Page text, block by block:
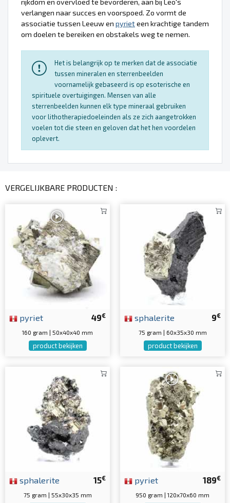
rijkdom en overvloed te bevorderen, aan bij Leo's
verlangen naar succes en voorspoed. Zo vormt de
associatie tussen Leeuw en pyrieteen krachtige tandem
om doelen te bereiken en obstakels weg te nemen.
Het is belangrijk op te merken dat de associatie
tussen mineralen en sterrenbeelden
voornamelijk gebaseerd is op esoterische en
spirituele overtuigingen. Mensen van alle
sterrenbeelden kunnen elk type mineraal gebruiken
voor lithotherapiedoeleinden als ze zich aangetrokken
voelen tot die steen en geloven dat het hen voordelen
oplevert.
VERGELIJKBARE PRODUCTEN :
49€
pyriet
160 gram | 50x40x40 mm
product bekijken
9€
sphalerite
75 gram | 60x35x30 mm
product bekijken
15€
sphalerite
75 gram | 55x30x35 mm
189€
pyriet
950 gram | 120x70x60 mm